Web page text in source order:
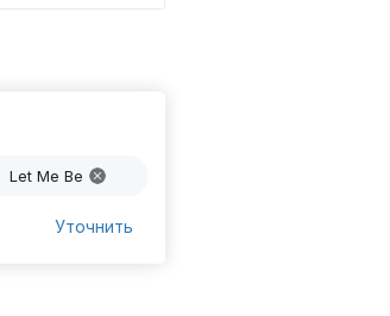
Let Me Be
Уточнить